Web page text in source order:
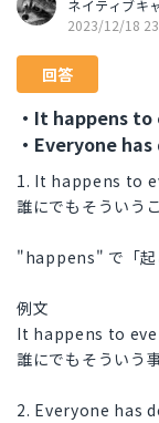
ネイティブキ
2023/12/18
回答
・It happens
・Everyone
1. It happens to
誰にでもそういう
"happens" で「起
例文
It happens to
誰にでもそういう
2. Everyone has